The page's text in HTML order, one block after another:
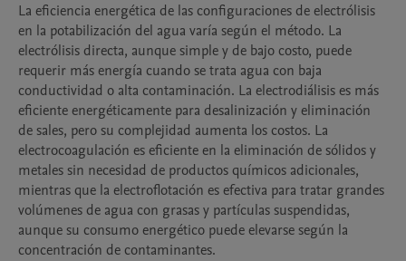
La eficiencia energética de las configuraciones de electrólisis
en la potabilización del agua varía según el método. La
electrólisis directa, aunque simple y de bajo costo, puede
requerir más energía cuando se trata agua con baja
conductividad o alta contaminación. La electrodiálisis es más
eficiente energéticamente para desalinización y eliminación
de sales, pero su complejidad aumenta los costos. La
electrocoagulación es eficiente en la eliminación de sólidos y
metales sin necesidad de productos químicos adicionales,
mientras que la electroflotación es efectiva para tratar grandes
volúmenes de agua con grasas y partículas suspendidas,
aunque su consumo energético puede elevarse según la
concentración de contaminantes.